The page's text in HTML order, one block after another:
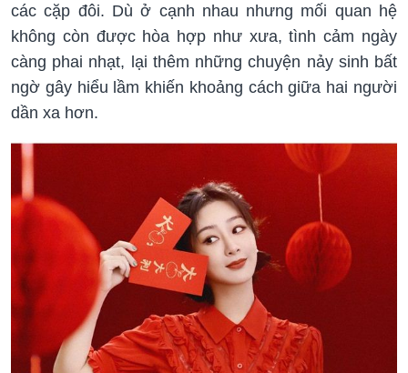
các cặp đôi. Dù ở cạnh nhau nhưng mối quan hệ
không còn được hòa hợp như xưa, tình cảm ngày
càng phai nhạt, lại thêm những chuyện nảy sinh bất
ngờ gây hiểu lầm khiến khoảng cách giữa hai người
dần xa hơn.